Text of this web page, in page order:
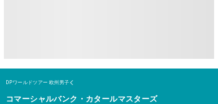
DPワールドツアー 欧州男子
コマーシャルバンク・カタールマスターズ